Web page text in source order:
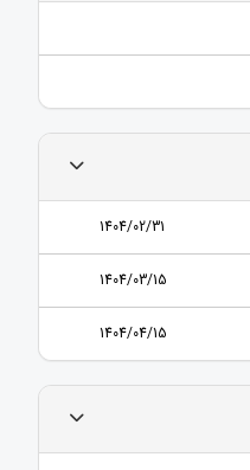
1404/02/31
1404/03/15
1404/04/15